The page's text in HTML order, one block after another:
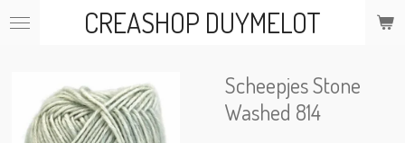
Ga
hoofdinhoud
CREASHOP DUYMELOT
Scheepjes Stone
Washed 814